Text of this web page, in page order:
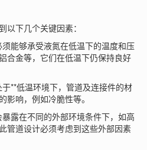
下几个关键因素：
能够承受液氮在低温下的温度和压
合金等，它们在低温下仍保持良好
低温环境下，管道及连接件的材
影响，例如冷脆性等。
露在不同的外部环境条件下，如高
管道设计必须考虑到这些外部因素